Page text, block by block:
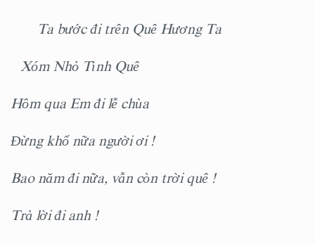
Ta bước đi trên Quê Hương Ta
Xóm Nhỏ Tình Quê
Hôm qua Em đi lễ chùa
Đừng khổ nữa người ơi !
Bao năm đi nữa, vẫn còn trời quê !
Trả lời đi anh !